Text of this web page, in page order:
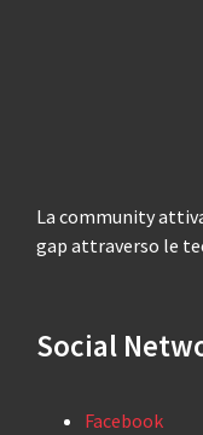
La community
gap attraverso le
Social
Facebook